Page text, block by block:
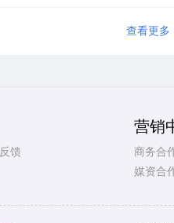
查看更多
馈
营销
商务合
媒资合